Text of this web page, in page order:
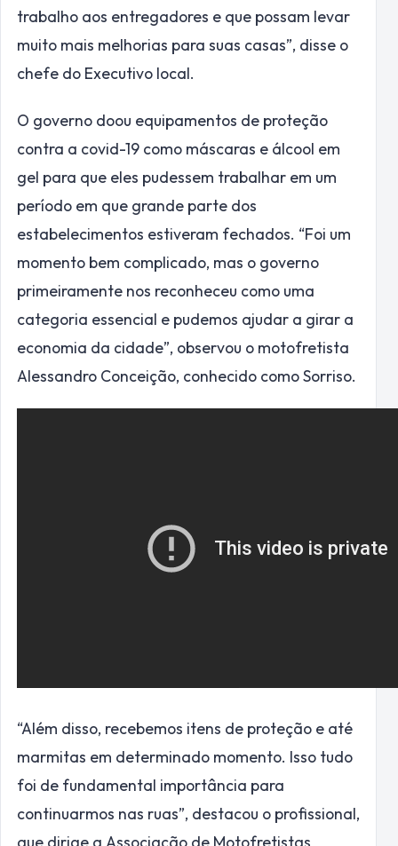
trabalho aos entregadores e que possam levar
muito mais melhorias para suas casas”, disse o
chefe do Executivo local.
O governo doou equipamentos de proteção
contra a covid-19 como máscaras e álcool em
gel para que eles pudessem trabalhar em um
período em que grande parte dos
estabelecimentos estiveram fechados. “Foi um
momento bem complicado, mas o governo
primeiramente nos reconheceu como uma
categoria essencial e pudemos ajudar a girar a
economia da cidade”, observou o motofretista
Alessandro Conceição, conhecido como Sorriso.
“Além disso, recebemos itens de proteção e até
marmitas em determinado momento. Isso tudo
foi de fundamental importância para
continuarmos nas ruas”, destacou o profissional,